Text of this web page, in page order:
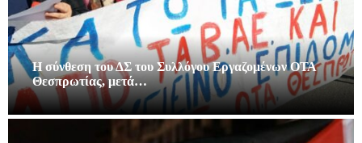
Η σύνθεση του ΔΣ του Συλλόγου Εργαζομένων ΟΤΑ
Θεσπρωτίας, μετά…